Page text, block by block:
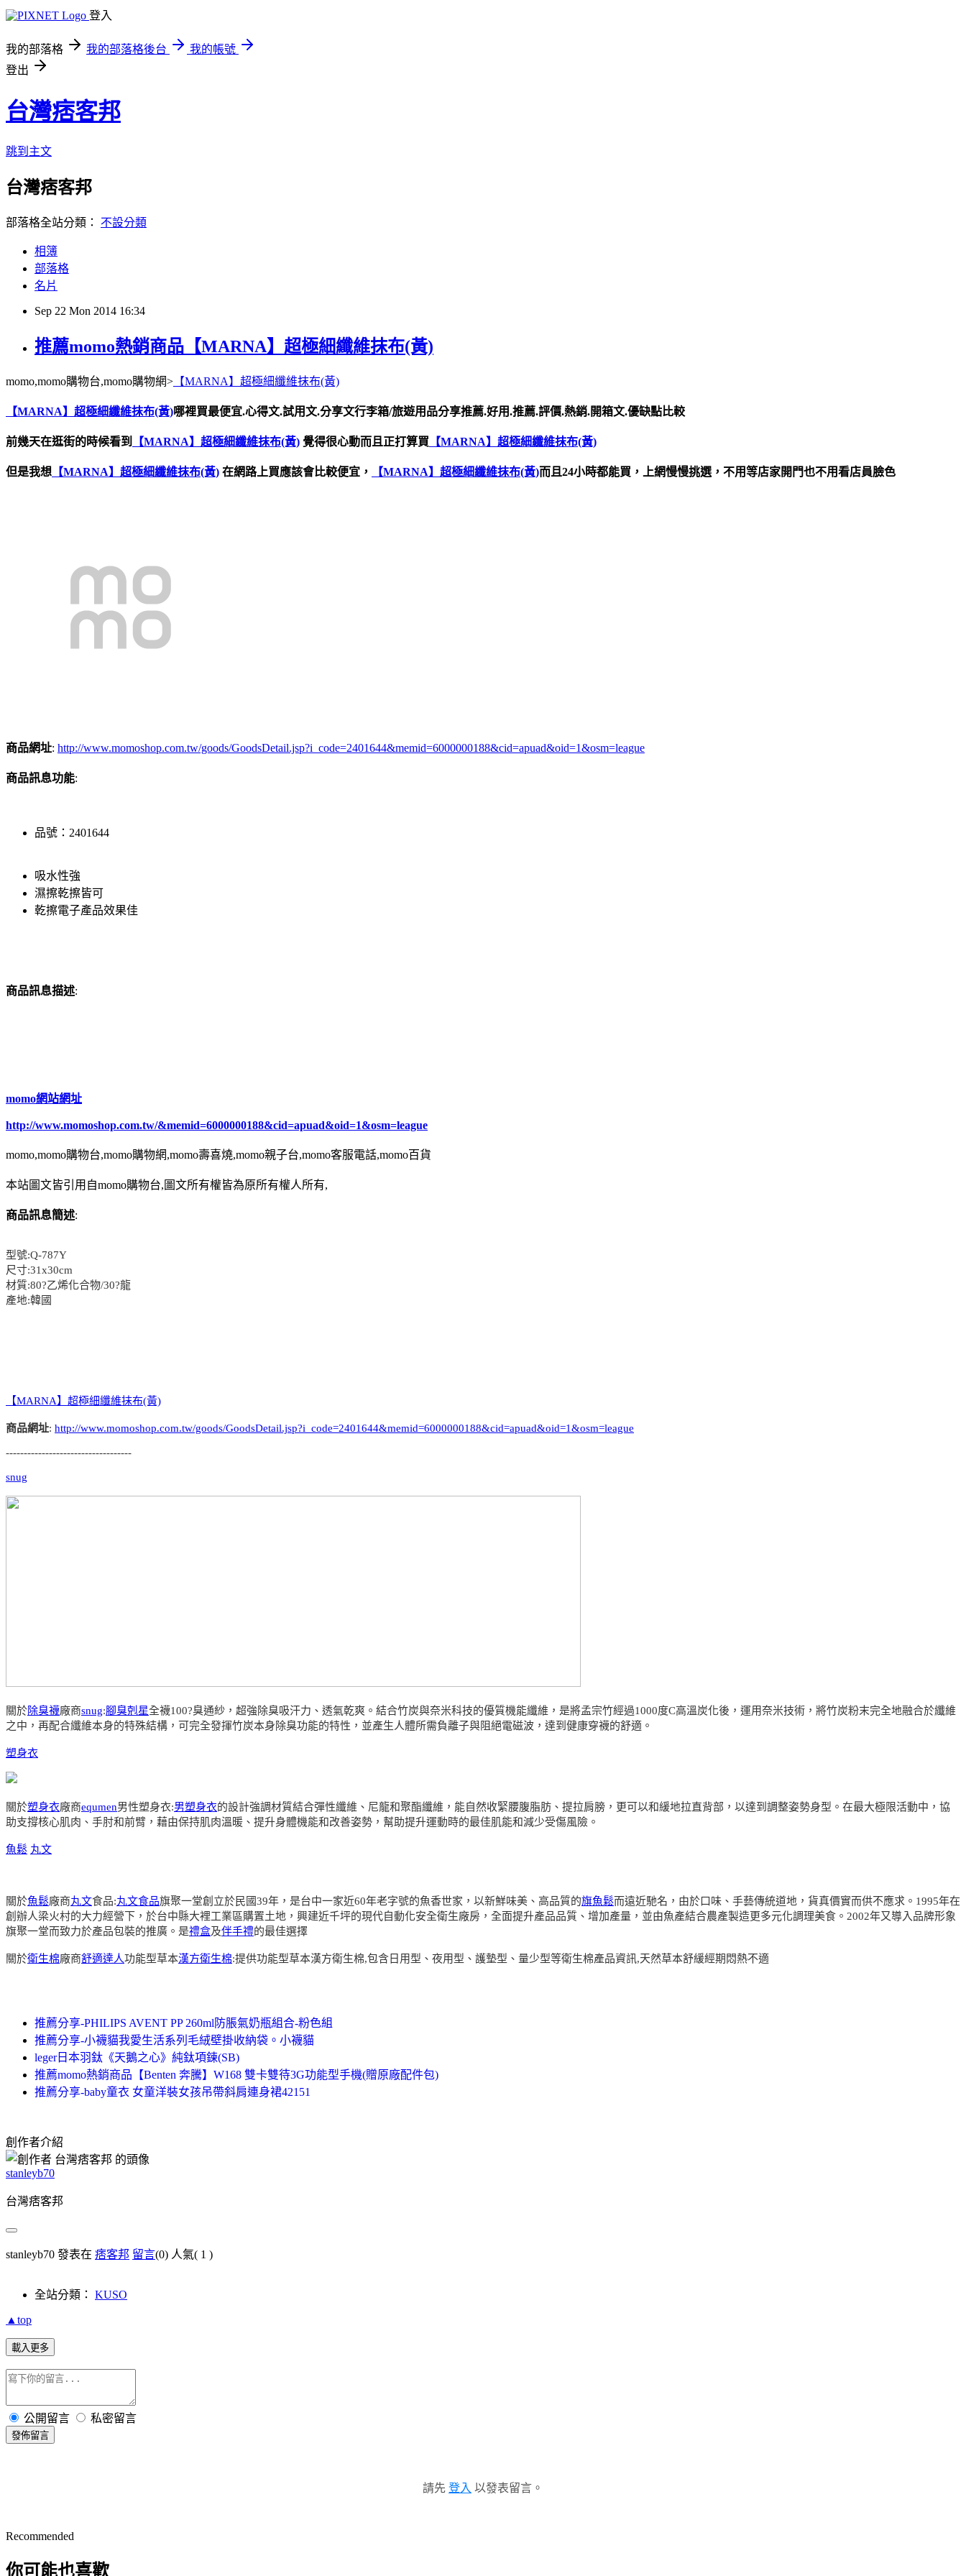
登入
我的部落格 我的部落格後台
我的帳號
登出
台灣痞客邦
跳到主文
台灣痞客邦
部落格全站分類： 不設分類
相簿
部落格
名片
Sep 22 Mon 2014 16:34
推薦momo熱銷商品【MARNA】超極細纖維抹布(黃)
momo,momo購物台,momo購物網> 【MARNA】超極細纖維抹布(黃)
【MARNA】超極細纖維抹布(黃)哪裡買最便宜.心得文.試用文.分享文行李箱/旅遊用品分享推薦.好用.推薦.評價.熱銷.開箱文.優缺點比較
前幾天在逛街的時候看到 【MARNA】超極細纖維抹布(黃) 覺得很心動而且正打算買 【MARNA】超極細纖維抹布(黃)
但是我想 【MARNA】超極細纖維抹布(黃) 在網路上買應該會比較便宜， 【MARNA】超極細纖維抹布(黃)而且24小時都能買，上網慢慢挑選，不用等店家開門也不用看店員臉色
商品網址: http://www.momoshop.com.tw/goods/GoodsDetail.jsp?i_code=2401644&memid=6000000188&cid=apuad&oid=1&osm=league
商品訊息功能:
品號：2401644
吸水性強
濕擦乾擦皆可
乾擦電子產品效果佳
商品訊息描述:
momo網站網址
http://www.momoshop.com.tw/&memid=6000000188&cid=apuad&oid=1&osm=league
momo,momo購物台,momo購物網,momo壽喜燒,momo親子台,momo客服電話,momo百貨
本站圖文皆引用自momo購物台,圖文所有權皆為原所有權人所有,
商品訊息簡述:
型號:Q-787Y
尺寸:31x30cm
材質:80?乙烯化合物/30?龍
產地:韓國
【MARNA】超極細纖維抹布(黃)
商品網址: http://www.momoshop.com.tw/goods/GoodsDetail.jsp?i_code=2401644&memid=6000000188&cid=apuad&oid=1&osm=league
-----------------------------------
snug
關於除臭襪廠商snug:腳臭剋星全襪100?臭通紗，超強除臭吸汗力、透氣乾爽。結合竹炭與奈米科技的優質機能纖維，是將孟宗竹經過1000度C高溫炭化後，運用奈米技術，將竹炭粉末完全地融合於纖維
之中，再配合纖維本身的特殊結構，可完全發揮竹炭本身除臭功能的特性，並產生人體所需負離子與阻絕電磁波，達到健康穿襪的舒適。
塑身衣
關於塑身衣廠商equmen男性塑身衣:男塑身衣的設計強調材質結合彈性纖維、尼龍和聚酯纖維，能自然收緊腰腹脂肪、提拉肩膀，更可以和緩地拉直背部，以達到調整姿勢身型。在最大極限活動中，協
助支撐核心肌肉、手肘和前臂，藉由保持肌肉溫暖、提升身體機能和改善姿勢，幫助提升運動時的最佳肌能和減少受傷風險。
魚鬆 丸文
關於魚鬆廠商丸文食品:丸文食品旗聚一堂創立於民國39年，是台中一家近60年老字號的魚香世家，以新鮮味美、高品質的旗魚鬆而遠近馳名，由於口味、手藝傳統道地，貨真價實而供不應求。1995年在
創辦人梁火村的大力經營下，於台中縣大裡工業區購置土地，興建近千坪的現代自動化安全衛生廠房，全面提升產品品質、增加產量，並由魚產結合農產製造更多元化調理美食。2002年又導入品牌形象
旗聚一堂而致力於產品包裝的推廣。是禮盒及伴手禮的最佳選擇
關於衛生棉廠商舒適達人功能型草本漢方衛生棉:提供功能型草本漢方衛生棉,包含日用型、夜用型、護墊型、量少型等衛生棉產品資訊,天然草本舒緩經期悶熱不適
推薦分享-PHILIPS AVENT PP 260ml防脹氣奶瓶組合-粉色組
推薦分享-小襪貓我愛生活系列毛絨壁掛收納袋。小襪貓
leger日本羽鈦《天鵝之心》純鈦項鍊(SB)
推薦momo熱銷商品【Benten 奔騰】W168 雙卡雙待3G功能型手機(贈原廠配件包)
推薦分享-baby童衣 女童洋裝女孩吊帶斜肩連身裙42151
創作者介紹
stanleyb70
台灣痞客邦
stanleyb70 發表在 痞客邦 留言(0) 人氣( 1 )
全站分類： KUSO
▲top
載入更多
公開留言 私密留言
發佈留言
請先 登入 以發表留言。
Recommended
你可能也喜歡